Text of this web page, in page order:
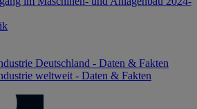
Deutschland - Daten & Fakten
weltweit - Daten & Fakten